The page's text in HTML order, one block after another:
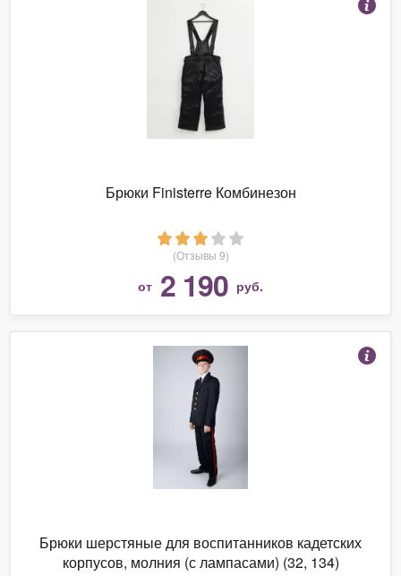
Брюки Finisterre Комбинезон
(Отзывы 9)
от 2 190 руб.
Брюки шерстяные для воспитанников кадетских
корпусов, молния (с лампасами) (32, 134)